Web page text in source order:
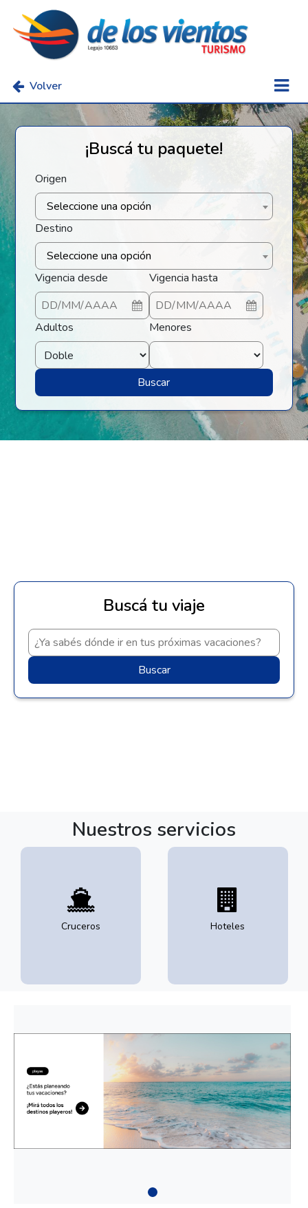
Volver
¡Buscá tu paquete!
Origen
Seleccione una opción
Destino
Seleccione una opción
Vigencia desde
Vigencia hasta
Adultos Menores
Buscar
Buscá tu viaje
Buscar
Nuestros servicios
Cruceros Hoteles